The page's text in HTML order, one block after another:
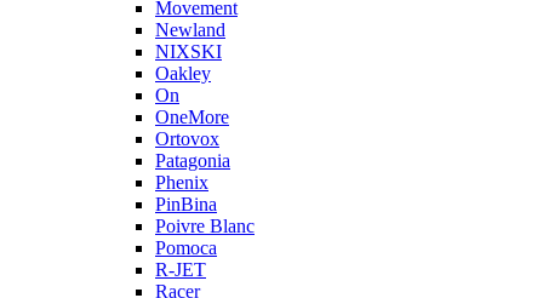
Movement
Newland
NIXSKI
Oakley
On
OneMore
Ortovox
Patagonia
Phenix
PinBina
Poivre Blanc
Pomoca
R-JET
Racer